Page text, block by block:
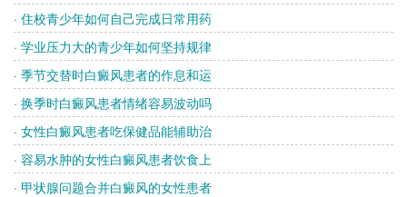
· 住校青少年如何自己完成日常用药
· 学业压力大的青少年如何坚持规律
· 季节交替时白癜风患者的作息和运
· 换季时白癜风患者情绪容易波动吗
· 女性白癜风患者吃保健品能辅助治
· 容易水肿的女性白癜风患者饮食上
· 甲状腺问题合并白癜风的女性患者